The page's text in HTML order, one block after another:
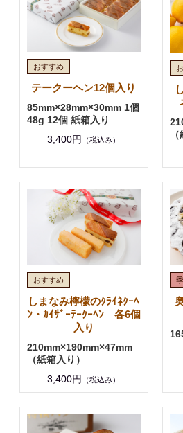
テークーヘン12個入り
85mm×28mm×30mm 1個
48g 12個 紙箱入り
3,400円
（税込み）
しまなみ檸檬のｸﾗｲﾈｸｰﾍ
ﾝ・ｶｲｻﾞｰﾃｰｸｰﾍﾝ 各6個
入り
210mm×190mm×47mm
（紙箱入り）
3,400円
（税込み）